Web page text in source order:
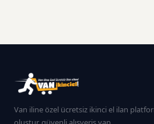
Van iline özel ücretsiz ikinci el ilan